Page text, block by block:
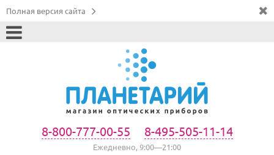
Полная версия сайта
8-800-777-00-55 8-495-505-11-14
Ежедневно, 9:00—21:00